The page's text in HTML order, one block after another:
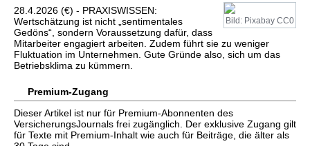
Bild: Pixabay CC0
28.4.2026 (€) - PRAXISWISSEN:
Wertschätzung ist nicht „sentimentales
Gedöns“, sondern Voraussetzung dafür, dass
Mitarbeiter engagiert arbeiten. Zudem führt sie zu weniger
Fluktuation im Unternehmen. Gute Gründe also, sich um das
Betriebsklima zu kümmern.
Premium-Zugang
Dieser Artikel ist nur für Premium-Abonnenten des
VersicherungsJournals frei zugänglich. Der exklusive Zugang gilt
für Texte mit Premium-Inhalt wie auch für Beiträge, die älter als